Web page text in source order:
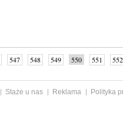
547 548 549 550 551
552
Staże u nas Reklama
Polityka